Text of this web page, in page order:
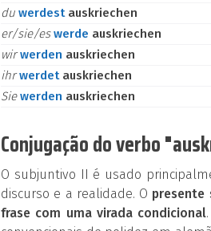
du werdest auskriechen
er/sie/eswerde auskriechen
wirwerden auskriechen
ihrwerdet auskriechen
Siewerden auskriechen
Conjugação do verbo
O subjuntivo II é usado
discurso e a realidade. O presente
frase com uma virada condicional